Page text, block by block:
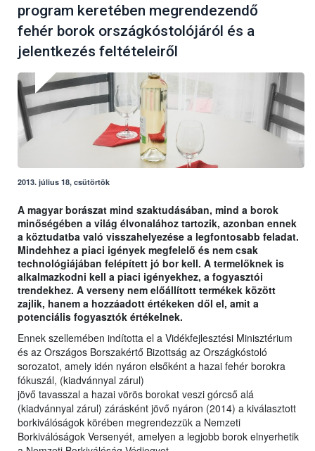
program keretében megrendezendő
fehér borok országkóstolójáról és a
jelentkezés feltételeiről
2013. július 18, csütörtök
A magyar borászat mind szaktudásában, mind a borok
minőségében a világ élvonalához tartozik, azonban ennek
a köztudatba való visszahelyezése a legfontosabb feladat.
Mindehhez a piaci igények megfelelő és nem csak
technológiájában felépített jó bor kell. A termelőknek is
alkalmazkodni kell a piaci igényekhez, a fogyasztói
trendekhez. A verseny nem előállított termékek között
zajlik, hanem a hozzáadott értékeken dől el, amit a
potenciális fogyasztók értékelnek.
Ennek szellemében indította el a Vidékfejlesztési Minisztérium
és az Országos Borszakértő Bizottság az Országkóstoló
sorozatot, amely idén nyáron elsőként a hazai fehér borokra
fókuszál, (kiadvánnyal zárul)
jövő tavasszal a hazai vörös borokat veszi górcső alá
(kiadvánnyal zárul) zárásként jövő nyáron (2014) a kiválasztott
borkiválóságok körében megrendezzük a Nemzeti
Borkiválóságok Versenyét, amelyen a legjobb borok elnyerhetik